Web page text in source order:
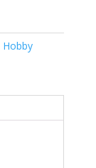
Hobby